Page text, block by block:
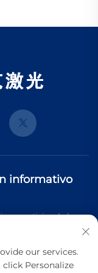
informativo
noticias de la
nuestro equipo.
our services.
Personalize